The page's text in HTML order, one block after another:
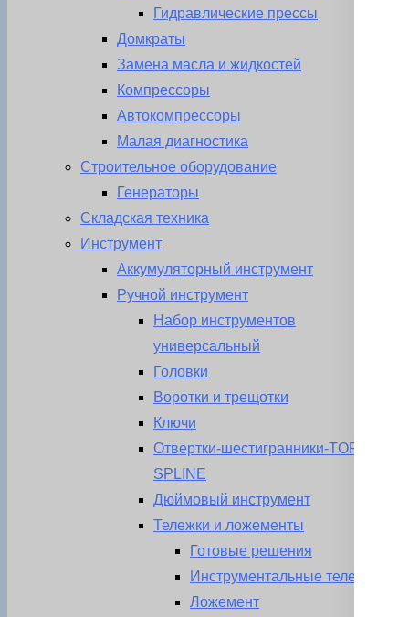
Гидравлические прессы
Домкраты
Замена масла и жидкостей
Компрессоры
Автокомпрессоры
Малая диагностика
Строительное оборудование
Генераторы
Складская техника
Инструмент
Аккумуляторный инструмент
Ручной инструмент
Набор инструментов
универсальный
Головки
Воротки и трещотки
Ключи
Отвертки-шестигранники-TORX-
SPLINE
Дюймовый инструмент
Тележки и ложементы
Готовые решения
Инструментальные тележки
Ложемент